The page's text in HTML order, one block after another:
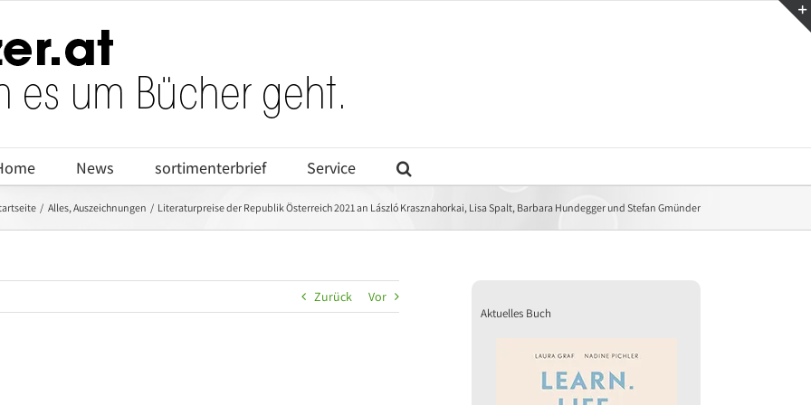
News sortimenterbrief Service
Alles Auszeichnungen Literaturpreise der Republik Österreich 2021 an László Krasznahorkai, Lisa Spalt, Barbara Hundegger und Stefan Gmünder
Zurück Vor
Aktuelles Buch